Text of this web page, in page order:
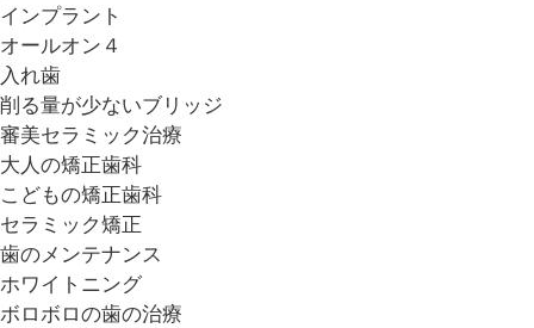
インプラント
オールオン４
入れ歯
削る量が少ないブリッジ
審美セラミック治療
大人の矯正歯科
こどもの矯正歯科
セラミック矯正
歯のメンテナンス
ホワイトニング
ボロボロの歯の治療